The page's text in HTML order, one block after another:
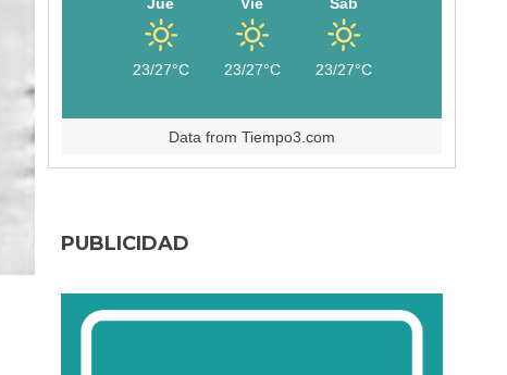
23/27°C 23/27°C 23/27°C
Data from Tiempo3.com
PUBLICIDAD